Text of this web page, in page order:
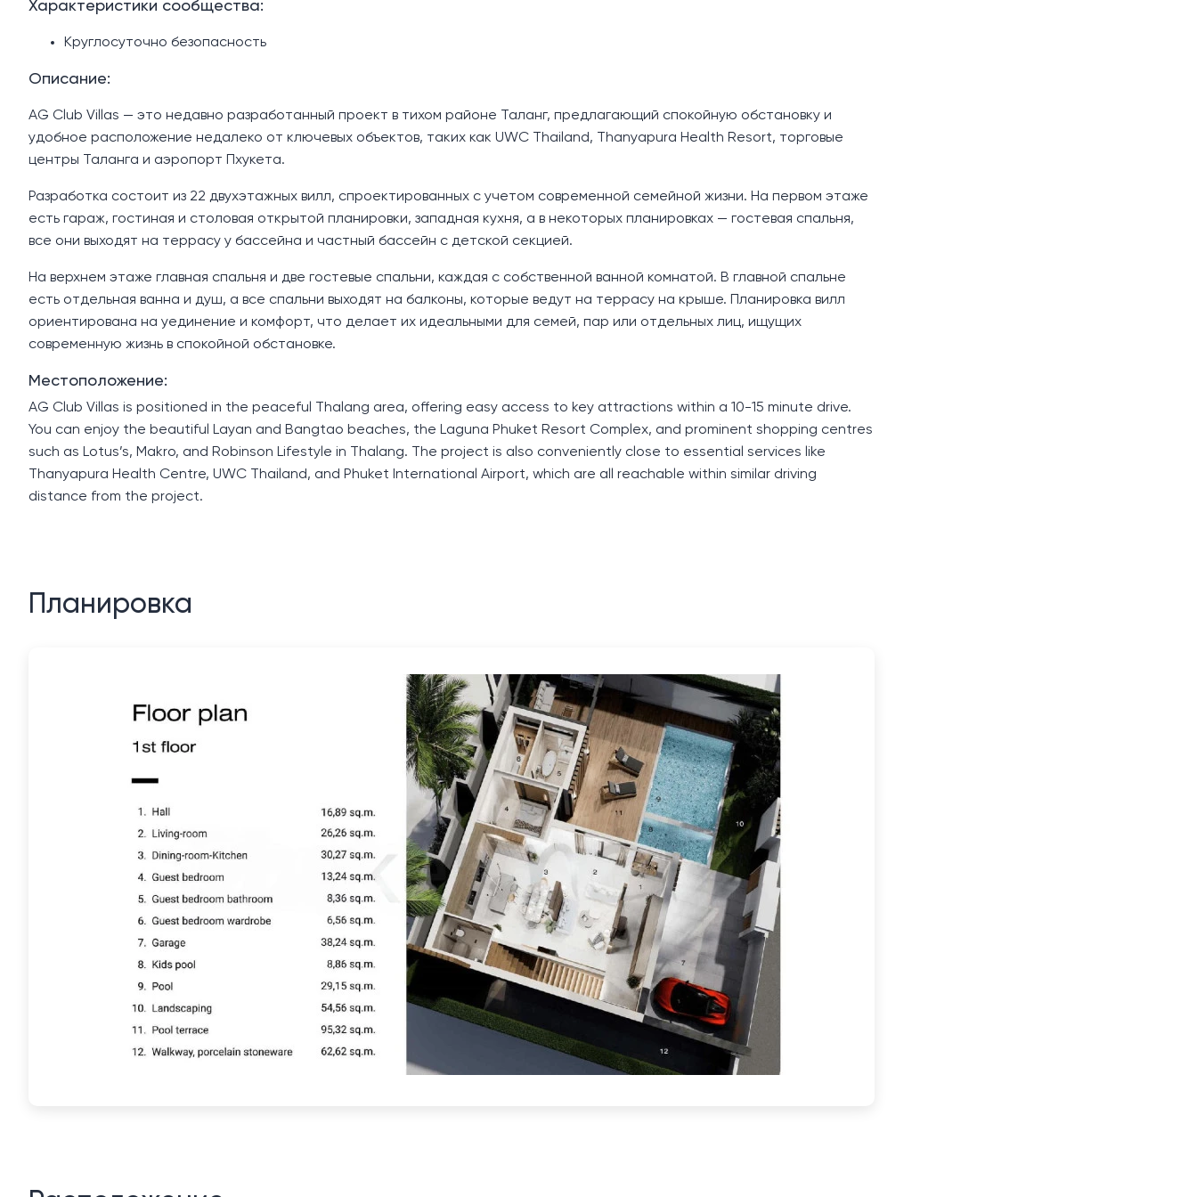
Характеристики сообщества:
Круглосуточно безопасность
Описание:
AG Club Villas — это недавно разработанный проект в тихом районе Таланг, предлагающий спокойную обстановку и
удобное расположение недалеко от ключевых объектов, таких как UWC Thailand, Thanyapura Health Resort, торговые
центры Таланга и аэропорт Пхукета.
Разработка состоит из 22 двухэтажных вилл, спроектированных с учетом современной семейной жизни. На первом этаже
есть гараж, гостиная и столовая открытой планировки, западная кухня, а в некоторых планировках — гостевая спальня,
все они выходят на террасу у бассейна и частный бассейн с детской секцией.
На верхнем этаже главная спальня и две гостевые спальни, каждая с собственной ванной комнатой. В главной спальне
есть отдельная ванна и душ, а все спальни выходят на балконы, которые ведут на террасу на крыше. Планировка вилл
ориентирована на уединение и комфорт, что делает их идеальными для семей, пар или отдельных лиц, ищущих
современную жизнь в спокойной обстановке.
Местоположение:
AG Club Villas is positioned in the peaceful Thalang area, offering easy access to key attractions within a 10-15 minute drive.
You can enjoy the beautiful Layan and Bangtao beaches, the Laguna Phuket Resort Complex, and prominent shopping centres
such as Lotus’s, Makro, and Robinson Lifestyle in Thalang. The project is also conveniently close to essential services like
Thanyapura Health Centre, UWC Thailand, and Phuket International Airport, which are all reachable within similar driving
distance from the project.
Планировка